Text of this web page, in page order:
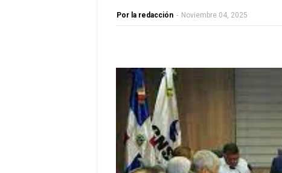
Por la redacción - Noviembre 04, 2025